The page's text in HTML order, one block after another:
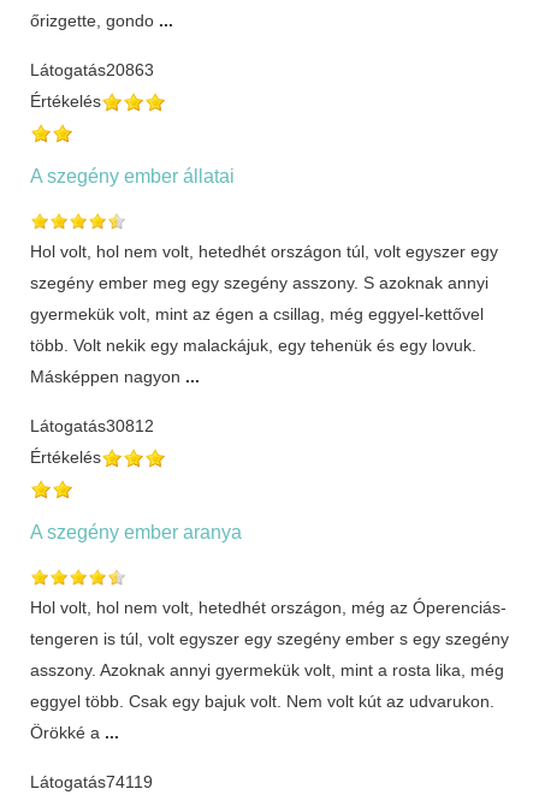
őrizgette, gondo ...
Látogatás20863
Értékelés
A szegény ember állatai
Hol volt, hol nem volt, hetedhét országon túl, volt egyszer egy
szegény ember meg egy szegény asszony. S azoknak annyi
gyermekük volt, mint az égen a csillag, még eggyel-kettővel
több. Volt nekik egy malackájuk, egy tehenük és egy lovuk.
Másképpen nagyon ...
Látogatás30812
Értékelés
A szegény ember aranya
Hol volt, hol nem volt, hetedhét országon, még az Óperenciás-
tengeren is túl, volt egyszer egy szegény ember s egy szegény
asszony. Azoknak annyi gyermekük volt, mint a rosta lika, még
eggyel több. Csak egy bajuk volt. Nem volt kút az udvarukon.
Örökké a ...
Látogatás74119